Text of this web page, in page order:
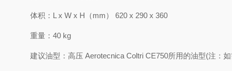
体积：L x W x H（mm） 620 x 290 x 360
重量：40 kg
建议油型：高压 Aerotecnica Coltri CE750所用的油型(注：